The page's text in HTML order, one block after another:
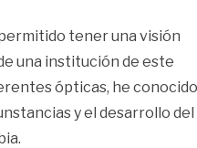
tener una visión
una institución de este
ópticas, he conocido
y el desarrollo del